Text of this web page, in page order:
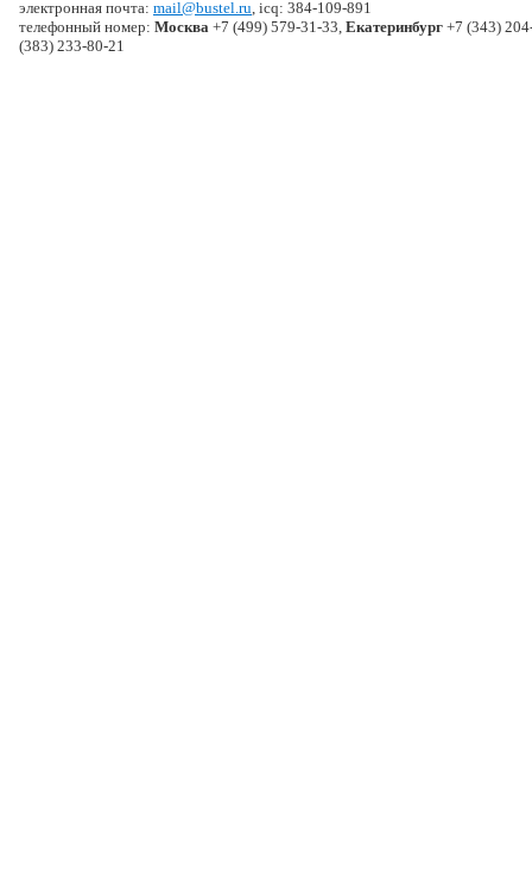
электронная почта: mail@bustel.ru, icq: 384-109-891
телефонный номер: Москва +7 (499) 579-31-33, Екатеринбург +7 (343)
(383) 233-80-21